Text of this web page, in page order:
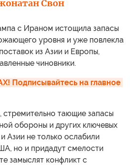
Свон
с Ираном истощила запасы
уровня и уже повлекла
из Азии и Европы,
чиновники.
Подписывайтесь на главное
тающие запасы
обороны и других ключевых
Азии не только ослабили
но и придадут смелости
замыслят конфликт с